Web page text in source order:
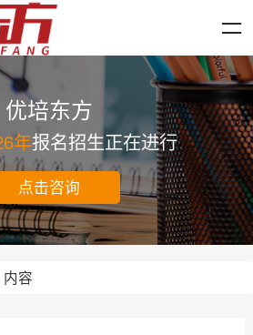
优培东方
年报名招生正在进行
点击咨询
内容